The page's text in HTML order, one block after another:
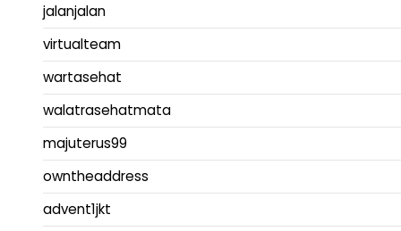
jalanjalan
virtualteam
wartasehat
walatrasehatmata
majuterus99
owntheaddress
advent1jkt